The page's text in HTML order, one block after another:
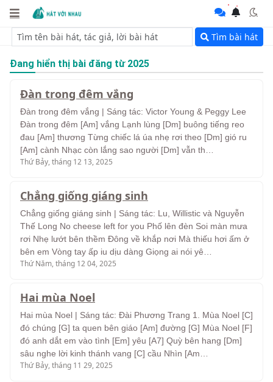
Tìm bài hát
Đang hiển thị bài đăng từ 2025
Đàn trong đêm vắng
Đàn trong đêm vắng | Sáng tác: Victor Young & Peggy Lee
Đàn trong đêm [Am] vắng Lạnh lùng [Dm] buông tiếng reo
đau [Am] thương Từng chiếc lá úa nhẹ rơi theo [Dm] gió ru
[Am] cành Nhạc còn lắng sao người [Dm] vẫn th…
Thứ Bảy, tháng 12 13, 2025
Chẳng giống giáng sinh
Chẳng giống giáng sinh | Sáng tác: Lu, Willistic và Nguyễn
Thế Long No cheese left for you Phố lên đèn Soi màn mưa
rơi Nhẹ lướt bên thềm Đông về khắp nơi Mà thiếu hơi ấm ở
bên em Vòng tay ấp iu dịu dàng Giọng ai nói yê…
Thứ Năm, tháng 12 04, 2025
Hai mùa Noel
Hai mùa Noel | Sáng tác: Đài Phương Trang 1. Mùa Noel [C]
đó chúng [G] ta quen bên giáo [Am] đường [G] Mùa Noel [F]
đó anh dắt em vào tình [Em] yêu [A7] Quỳ bên hang [Dm]
sâu nghe lời kinh thánh vang [C] cầu Nhìn [Am…
Thứ Bảy, tháng 11 29, 2025